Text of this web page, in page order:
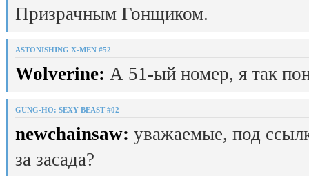
Призрачным Гонщиком.
ASTONISHING X-MEN #52
Wolverine: А 51-ый номер, я так
GUNG-HO: SEXY BEAST #02
newchainsaw: уважаемые, под
за засада?